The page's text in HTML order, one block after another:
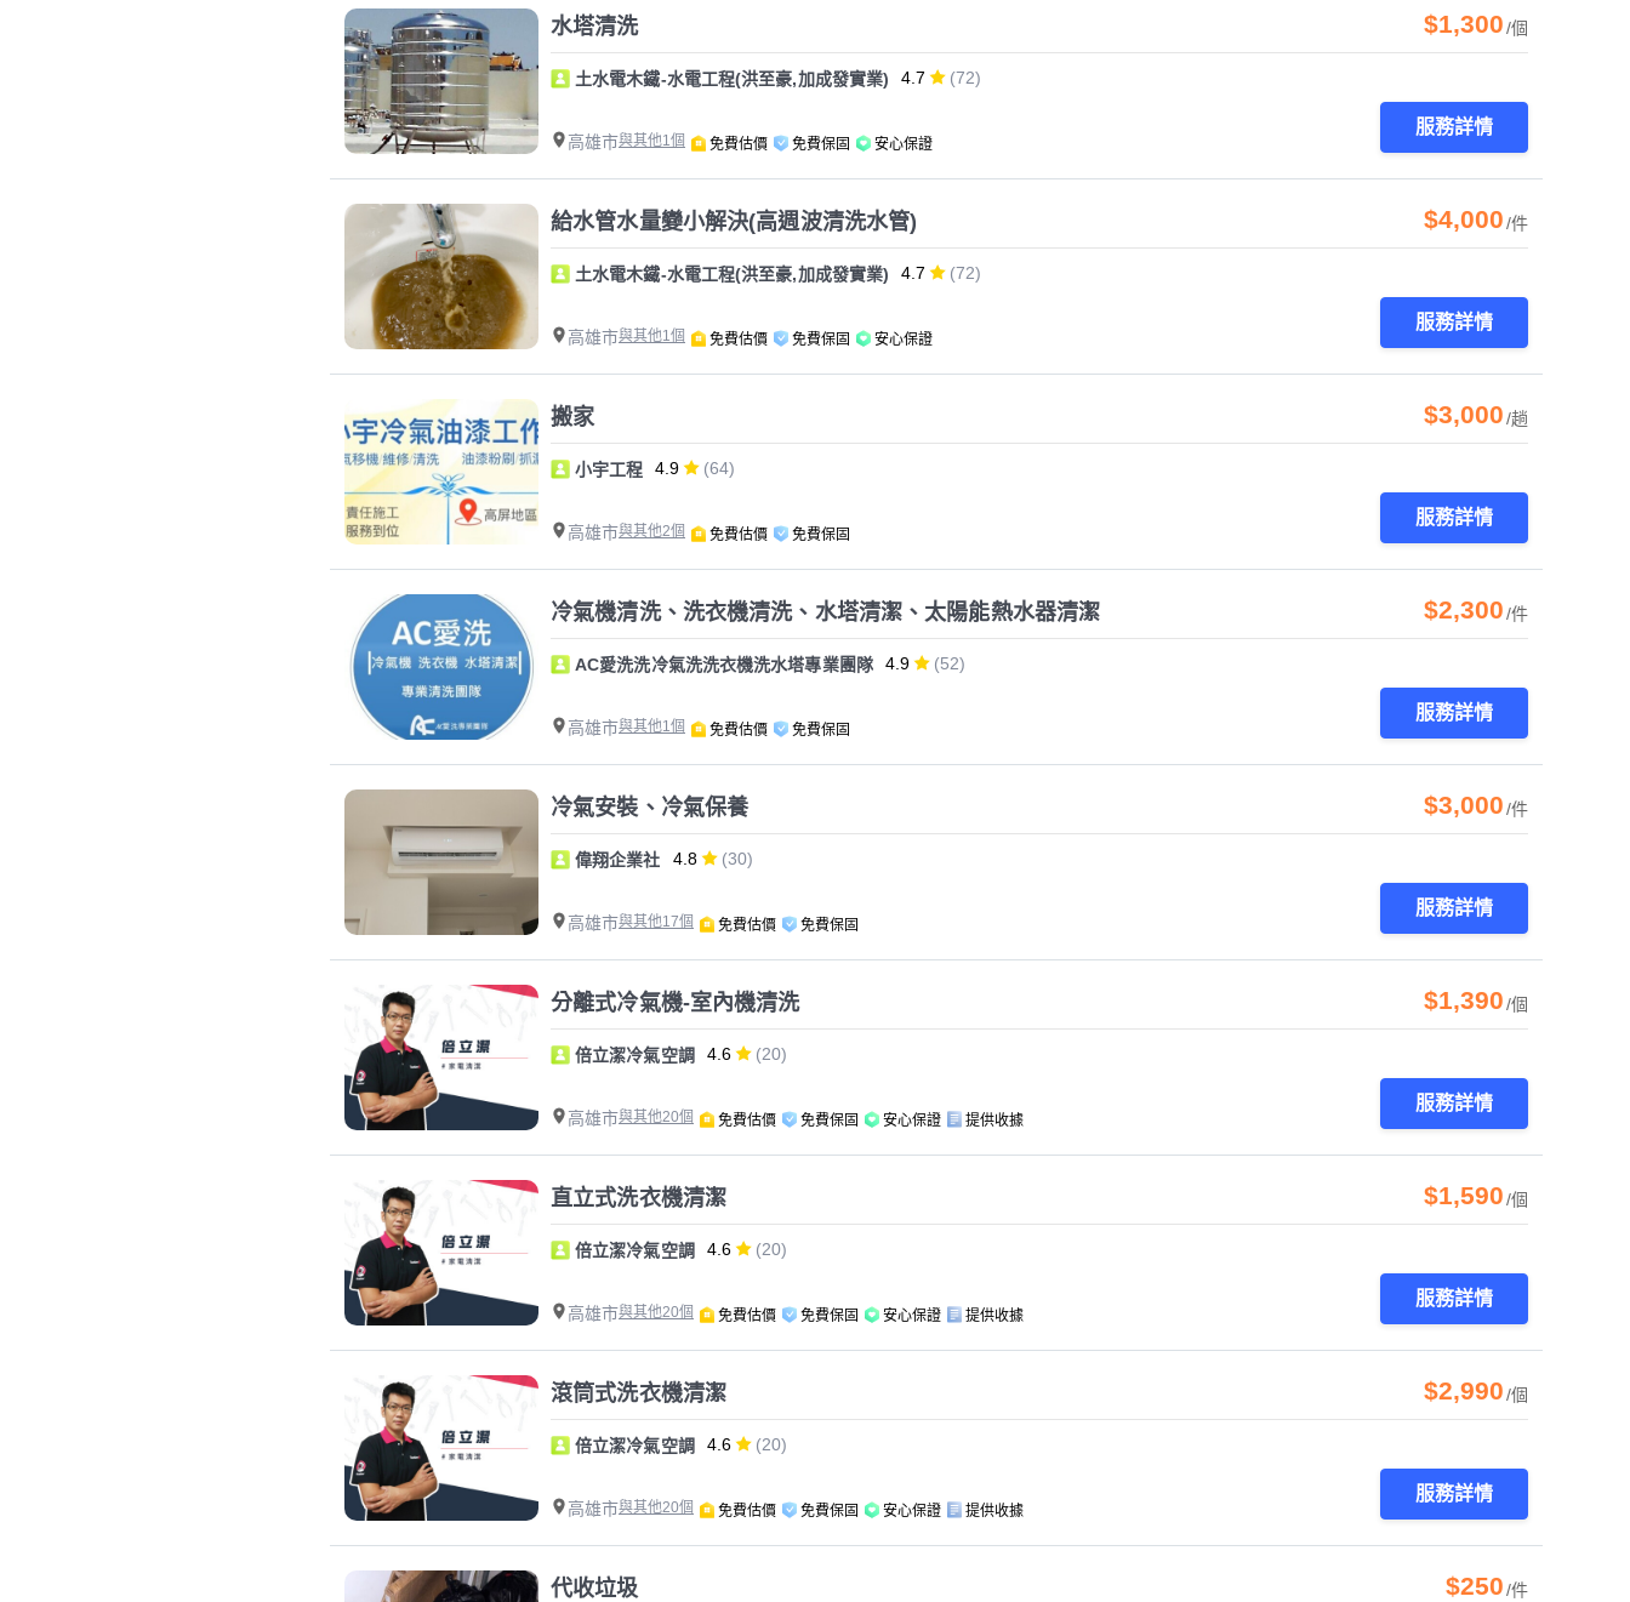
水塔清洗 $1,300/個
土水電木鐵-水電工程(洪至豪,加成發實業) 4.7 (72)
高雄市與其他1個 免費估價 免費保固 安心保證
服務詳情
給水管水量變小解決(高週波清洗水管) $4,000/件
土水電木鐵-水電工程(洪至豪,加成發實業) 4.7 (72)
高雄市與其他1個 免費估價 免費保固 安心保證
服務詳情
搬家 $3,000/趟
小宇工程 4.9 (64)
高雄市與其他2個 免費估價 免費保固
服務詳情
冷氣機清洗、洗衣機清洗、水塔清潔、太陽能熱水器清潔 $2,300/件
AC愛洗洗冷氣洗洗衣機洗水塔專業團隊 4.9 (52)
高雄市與其他1個 免費估價 免費保固
服務詳情
冷氣安裝、冷氣保養 $3,000/件
偉翔企業社 4.8 (30)
高雄市與其他17個 免費估價 免費保固
服務詳情
分離式冷氣機-室內機清洗 $1,390/個
倍立潔冷氣空調 4.6 (20)
高雄市與其他20個 免費估價 免費保固 安心保證 提供收據
服務詳情
直立式洗衣機清潔 $1,590/個
倍立潔冷氣空調 4.6 (20)
高雄市與其他20個 免費估價 免費保固 安心保證 提供收據
服務詳情
滾筒式洗衣機清潔 $2,990/個
倍立潔冷氣空調 4.6 (20)
高雄市與其他20個 免費估價 免費保固 安心保證 提供收據
服務詳情
代收垃圾 $250/件